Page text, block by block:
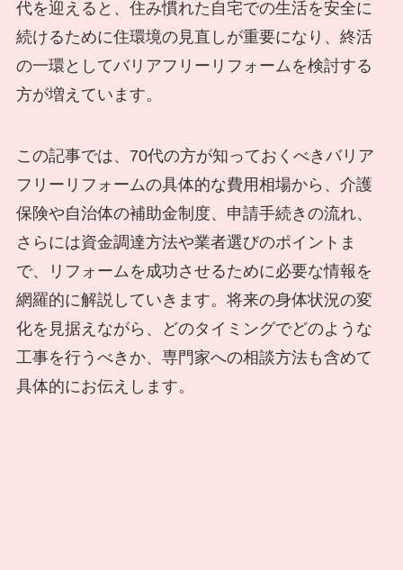
代を迎えると、住み慣れた自宅での生活を安全に
続けるために住環境の見直しが重要になり、終活
の一環としてバリアフリーリフォームを検討する
方が増えています。
この記事では、70代の方が知っておくべきバリア
フリーリフォームの具体的な費用相場から、介護
保険や自治体の補助金制度、申請手続きの流れ、
さらには資金調達方法や業者選びのポイントま
で、リフォームを成功させるために必要な情報を
網羅的に解説していきます。将来の身体状況の変
化を見据えながら、どのタイミングでどのような
工事を行うべきか、専門家への相談方法も含めて
具体的にお伝えします。